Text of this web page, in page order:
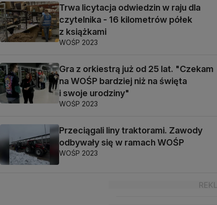
Trwa licytacja odwiedzin w raju dla
czytelnika - 16 kilometrów półek
z książkami
WOŚP 2023
Gra z orkiestrą już od 25 lat. "Czekam
na WOŚP bardziej niż na święta
i swoje urodziny"
WOŚP 2023
Przeciągali liny traktorami. Zawody
odbywały się w ramach WOŚP
WOŚP 2023